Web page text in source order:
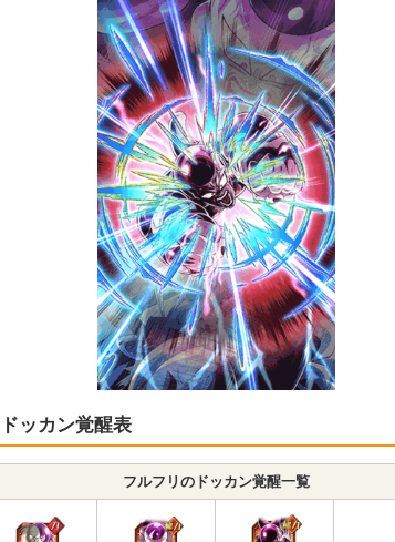
ドッカン覚醒表
フルフリのドッカン覚醒一覧